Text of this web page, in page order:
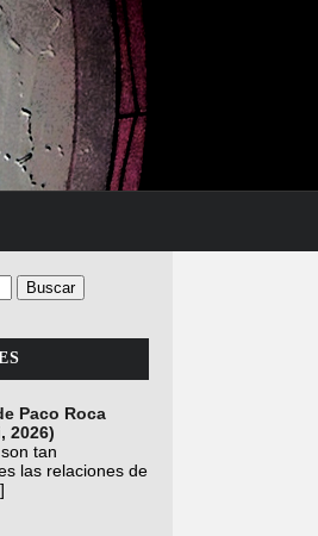
Paco Roca
2026)
tan
las relaciones de